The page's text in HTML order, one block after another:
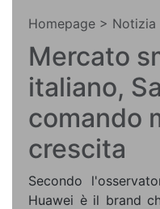
Homepage > Notizia
Mercato
italiano,
comando
crescita
Secondo
Huawei è il brand